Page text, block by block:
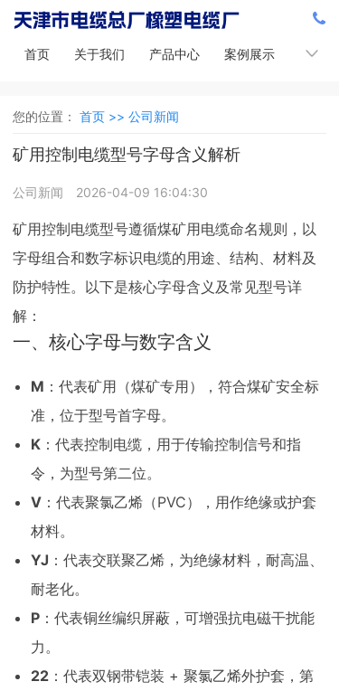
首页 关于我们 产品中心 案例展示 新闻中
您的位置： 首页 >> 公司新闻
矿用控制电缆型号字母含义解析
公司新闻 2026-04-09 16:04:30
矿用控制电缆型号遵循煤矿用电缆命名规则，以
字母组合和数字标识电缆的用途、结构、材料及
防护特性。以下是核心字母含义及常见型号详
解：
一、核心字母与数字含义
M ：代表矿用（煤矿专用），符合煤矿安全标
准，位于型号首字母。
K ：代表控制电缆，用于传输控制信号和指
令，为型号第二位。
V ：代表聚氯乙烯（PVC），用作绝缘或护套
材料。
YJ ：代表交联聚乙烯，为绝缘材料，耐高温、
耐老化。
P ：代表铜丝编织屏蔽，可增强抗电磁干扰能
力。
22 ：代表双钢带铠装 + 聚氯乙烯外护套，第